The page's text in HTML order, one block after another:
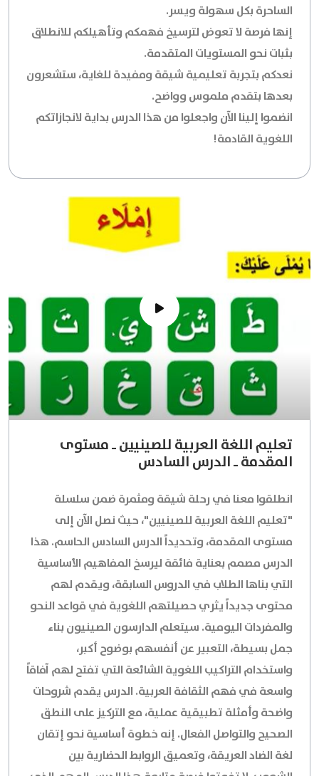
الساحرة بكل سهولة ويسر.
إنها فرصة لا تعوض لترسيخ فهمكم وتأهيلكم للانطلاق
بثبات نحو المستويات المتقدمة.
نعدكم بتجربة تعليمية شيقة ومفيدة للغاية، ستشعرون
بعدها بتقدم ملموس وواضح.
انضموا إلينا الآن واجعلوا من هذا الدرس بداية لانجازاتكم
اللغوية القادمة!
تعليم اللغة العربية للصينيين ـ مستوى
المقدمة ـ الدرس السادس
انطلقوا معنا في رحلة شيقة ومثمرة ضمن سلسلة
"تعليم اللغة العربية للصينيين"، حيث نصل الآن إلى
مستوى المقدمة، وتحديداًالدرس السادسالحاسم. هذا
الدرس مصمم بعناية فائقة ليرسخ المفاهيم الأساسية
التي بناها الطلاب في الدروس السابقة، ويقدم لهم
محتوى جديداً يثري حصيلتهم اللغوية في قواعد النحو
والمفردات اليومية. سيتعلم الدارسون الصينيون بناء
جمل بسيطة، التعبير عن أنفسهم بوضوح أكبر،
واستخدام التراكيب اللغوية الشائعة التي تفتح لهم آفاقاً
واسعة في فهم الثقافة العربية. الدرس يقدم شروحات
واضحة وأمثلة تطبيقية عملية، مع التركيز على النطق
الصحيح والتواصل الفعال. إنه خطوة أساسية نحو إتقان
لغة الضاد العريقة، وتعميق الروابط الحضارية بين